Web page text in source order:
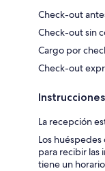
Check-out
Check-out sin
Cargo por
Check-out
La recepción
Los
para recibir las
tiene un